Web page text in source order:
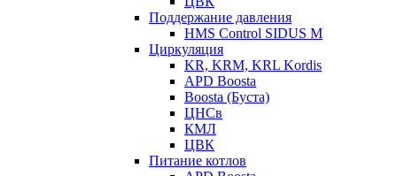
Поддержание давления
HMS Control SIDUS M
Циркуляция
KR, KRM, KRL Kordis
APD Boosta
Boosta (Буста)
ЦНСв
КМЛ
ЦВК
Питание котлов